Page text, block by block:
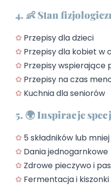
4. 👶 Stan
✿ Przepisy dla dzieci
✿ Przepisy dla kobiet w
✿ Przepisy wspierające
✿ Przepisy na czas
✿ Kuchnia dla seniorów
5. 🌍 Inspiracje
✿ 5 składników lub mniej
✿ Dania jednogarnkowe
✿ Zdrowe pieczywo i
✿ Fermentacja i kiszonki